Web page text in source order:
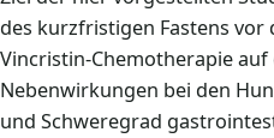
des kurzfristigen Fastens
Vincristin-Chemotherapie
Nebenwirkungen bei den
und Schweregrad